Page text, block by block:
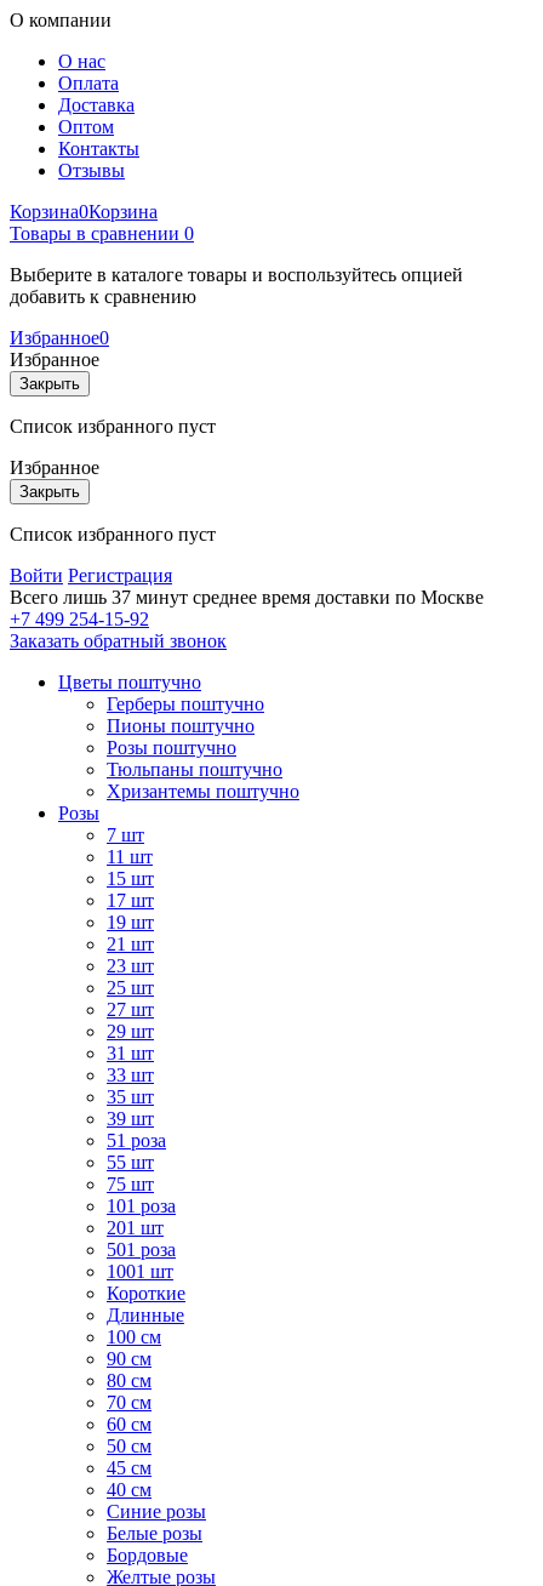
О компании
О нас
Оплата
Доставка
Оптом
Контакты
Отзывы
Корзина0Корзина
Товары в сравнении 0
Выберите в каталоге товары и воспользуйтесь опцией
добавить к сравнению
Избранное0
Избранное
Закрыть
Список избранного пуст
Избранное
Закрыть
Список избранного пуст
Войти Регистрация
Всего лишь 37 минут среднее время доставки по Москве
+7 499 254-15-92
Заказать обратный звонок
Цветы поштучно
Герберы поштучно
Пионы поштучно
Розы поштучно
Тюльпаны поштучно
Хризантемы поштучно
Розы
7 шт
11 шт
15 шт
17 шт
19 шт
21 шт
23 шт
25 шт
27 шт
29 шт
31 шт
33 шт
35 шт
39 шт
51 роза
55 шт
75 шт
101 роза
201 шт
501 роза
1001 шт
Короткие
Длинные
100 см
90 см
80 см
70 см
60 см
50 см
45 см
40 см
Cиние розы
Белые розы
Бордовые
Желтые розы